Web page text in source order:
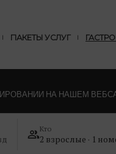
ПАКЕТЫ УСЛУГ
НА НАШЕМ
Кто
2 взрослые · 1